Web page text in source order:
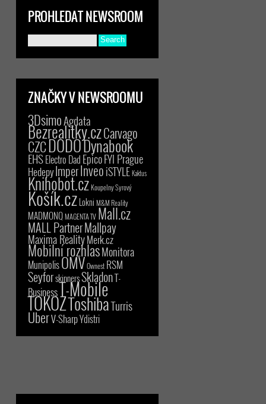
PROHLEDAT NEWSROOM
ZNAČKY V NEWSROOMU
3DsimoAgdata
Bezrealitky.czCarvago
CZCDODODynabook
EHSElectro Dad EpicoFYI Prague
HedepyImperInveoiSTYLE Kaktus
Knihobot.czKoupelny Syrový
Košík.czLokni M&M Reality
MADMONQMAGENTA TV Mall.cz
MALL PartnerMallpay
Maxima RealityMerk.cz
Mobilní rozhlasMonitora
MunipolisOMVOwnest RSM
SeyforskinnersSkladonT-
BusinessT-Mobile
TOKOZToshibaTurris
UberV-SharpYdistri